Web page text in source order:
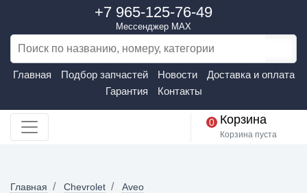
+7 965-125-76-49
Мессенджер MAX
Главная Подбор запчастей Новости
Доставка и оплата
Гарантия
Контакты
0 Корзина
Корзина пуста
Главная Chevrolet Aveo